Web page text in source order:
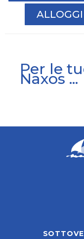
Per le
Naxos ...